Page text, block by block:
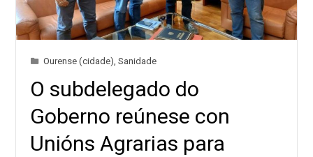
Ourense (cidade) ,Sanidade
O subdelegado do
Goberno reúnese con
Unións Agrarias para